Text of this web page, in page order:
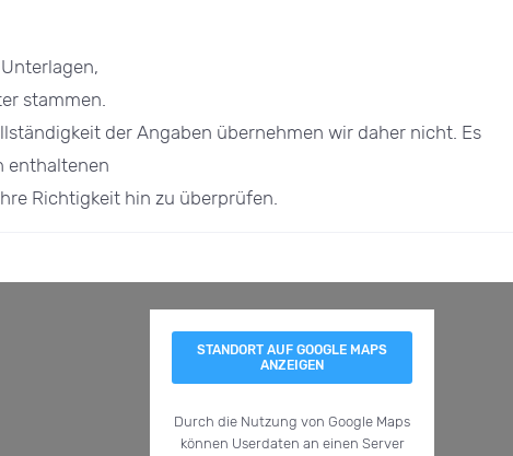
stammen.
der Angaben übernehmen wir daher nicht. Es
enthaltenen
Richtigkeit hin zu überprüfen.
STANDORT AUF GOOGLE MAPS
ANZEIGEN
Durch die Nutzung von Google Maps
können Userdaten an einen Server